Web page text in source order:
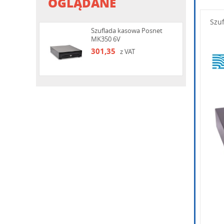
Wpisz
Szuflada kasowa Posnet
MK350 6V
301,35 z VAT